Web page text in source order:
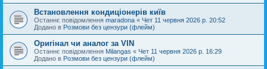
Встановлення кондиціонерів київ
Останнє повідомлення maradona « Чет 11 червня 2026 р. 20:52
Додано в Розмови без цензури (флейм)
Оригінал чи аналог за VIN
Останнє повідомлення Milangas « Чет 11 червня 2026 р. 16:29
Додано в Розмови без цензури (флейм)